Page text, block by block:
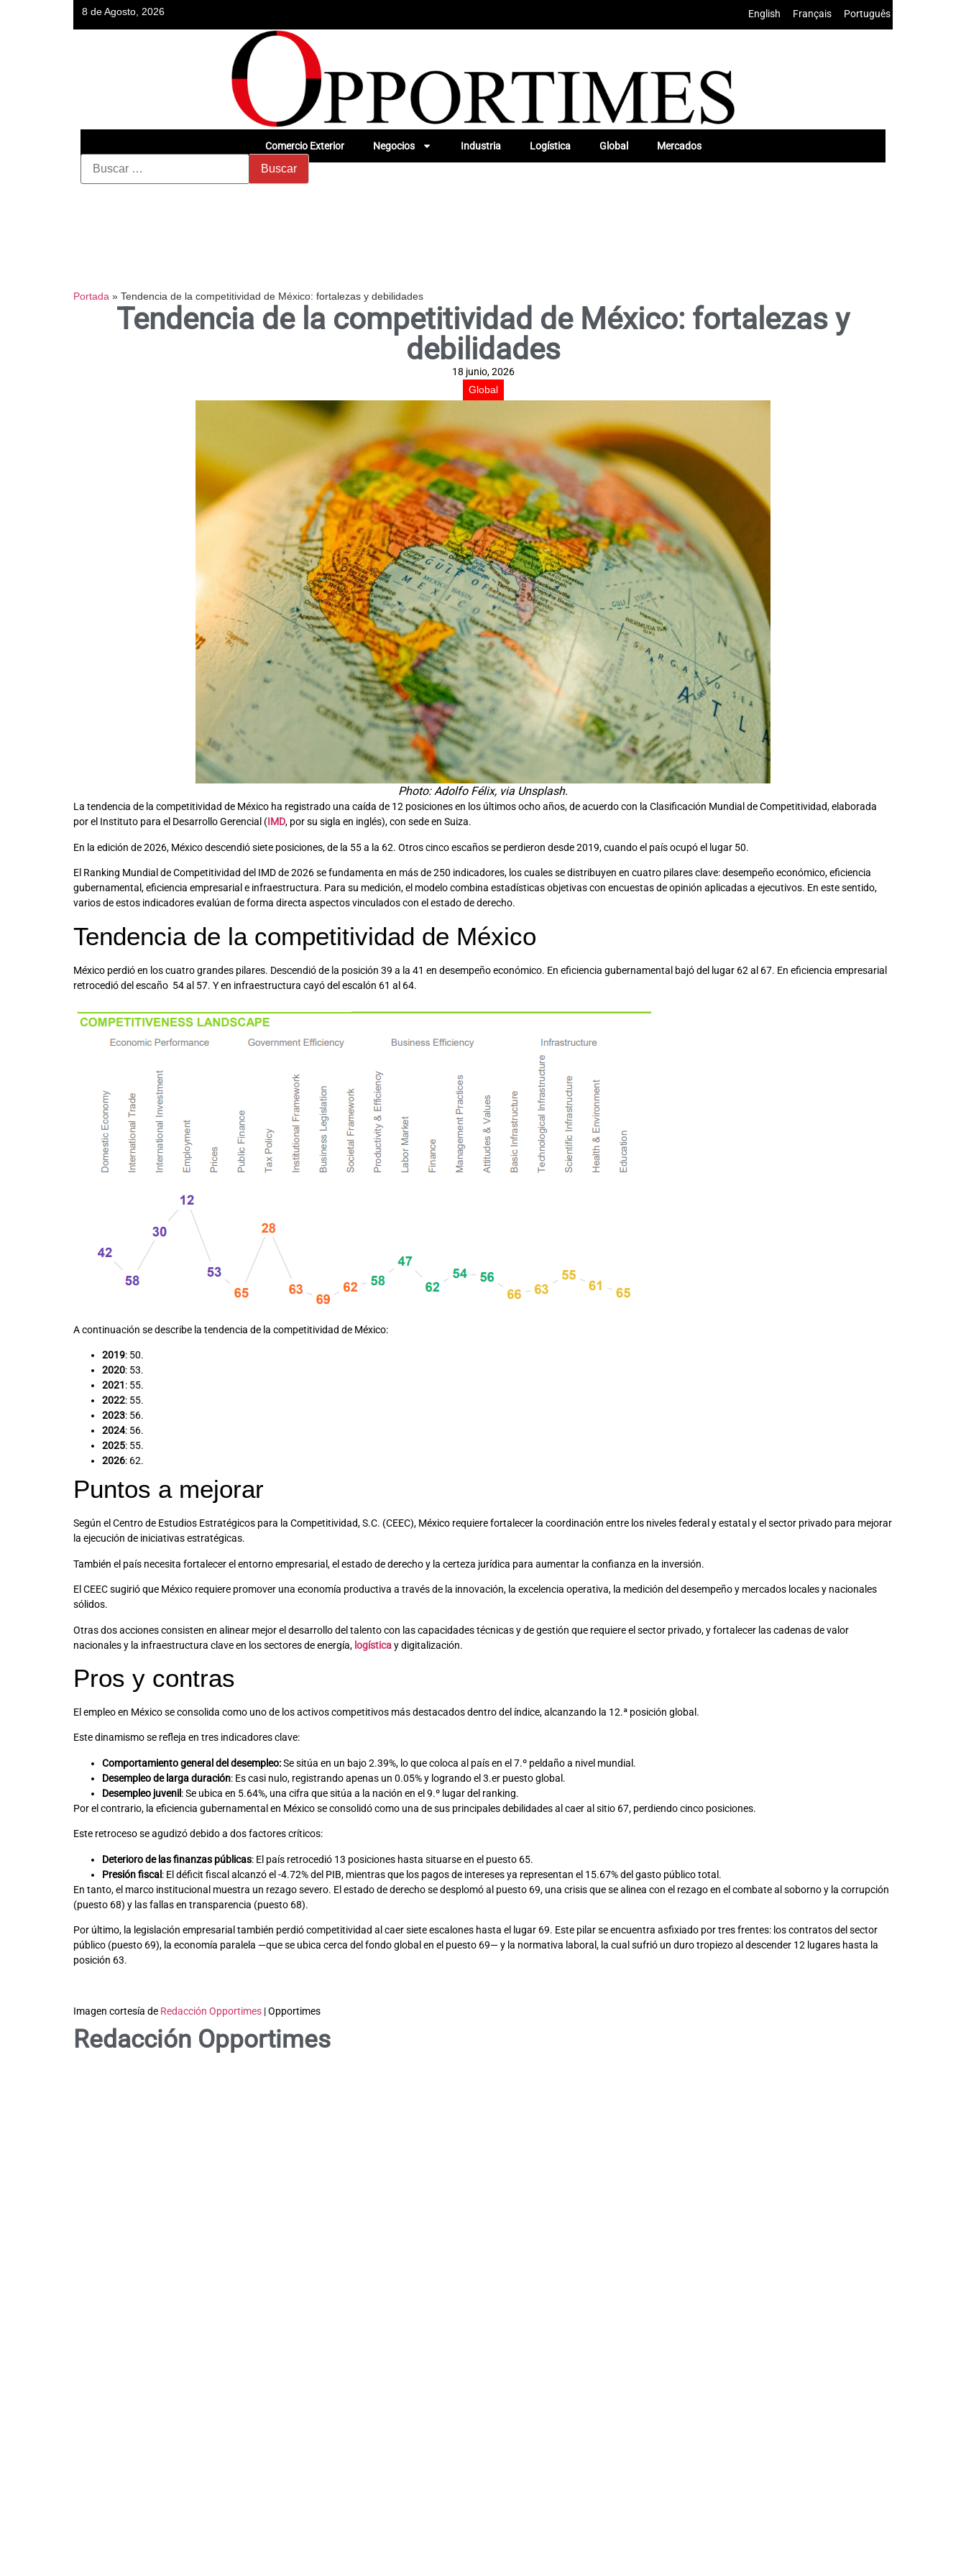
8 de Agosto, 2026 English Français Português
Comercio Exterior Negocios Industria Logística Global Mercados
Portada » Tendencia de la competitividad de México: fortalezas y debilidades
Tendencia de la competitividad de México: fortalezas y
debilidades
18 junio, 2026
Global
Photo: Adolfo Félix, via Unsplash.
La tendencia de la competitividad de México ha registrado una caída de 12 posiciones en los últimos ocho años, de acuerdo con la Clasificación Mundial de Competitividad, elaborada
por el Instituto para el Desarrollo Gerencial (IMD, por su sigla en inglés), con sede en Suiza.
En la edición de 2026, México descendió siete posiciones, de la 55 a la 62. Otros cinco escaños se perdieron desde 2019, cuando el país ocupó el lugar 50.
El Ranking Mundial de Competitividad del IMD de 2026 se fundamenta en más de 250 indicadores, los cuales se distribuyen en cuatro pilares clave: desempeño económico, eficiencia
gubernamental, eficiencia empresarial e infraestructura. Para su medición, el modelo combina estadísticas objetivas con encuestas de opinión aplicadas a ejecutivos. En este sentido,
varios de estos indicadores evalúan de forma directa aspectos vinculados con el estado de derecho.
Tendencia de la competitividad de México
México perdió en los cuatro grandes pilares. Descendió de la posición 39 a la 41 en desempeño económico. En eficiencia gubernamental bajó del lugar 62 al 67. En eficiencia empresarial
retrocedió del escaño 54 al 57. Y en infraestructura cayó del escalón 61 al 64.
A continuación se describe la tendencia de la competitividad de México:
2019: 50.
2020: 53.
2021: 55.
2022: 55.
2023: 56.
2024: 56.
2025: 55.
2026: 62.
Puntos a mejorar
Según el Centro de Estudios Estratégicos para la Competitividad, S.C. (CEEC), México requiere fortalecer la coordinación entre los niveles federal y estatal y el sector privado para mejorar
la ejecución de iniciativas estratégicas.
También el país necesita fortalecer el entorno empresarial, el estado de derecho y la certeza jurídica para aumentar la confianza en la inversión.
El CEEC sugirió que México requiere promover una economía productiva a través de la innovación, la excelencia operativa, la medición del desempeño y mercados locales y nacionales
sólidos.
Otras dos acciones consisten en alinear mejor el desarrollo del talento con las capacidades técnicas y de gestión que requiere el sector privado, y fortalecer las cadenas de valor
nacionales y la infraestructura clave en los sectores de energía, logísticay digitalización.
Pros y contras
El empleo en México se consolida como uno de los activos competitivos más destacados dentro del índice, alcanzando la 12.ª posición global.
Este dinamismo se refleja en tres indicadores clave:
Comportamiento general del desempleo:Se sitúa en un bajo 2.39%, lo que coloca al país en el 7.º peldaño a nivel mundial.
Desempleo de larga duración: Es casi nulo, registrando apenas un 0.05% y logrando el 3.er puesto global.
Desempleo juvenil : Se ubica en 5.64%, una cifra que sitúa a la nación en el 9.º lugar del ranking.
Por el contrario, la eficiencia gubernamental en México se consolidó como una de sus principales debilidades al caer al sitio 67, perdiendo cinco posiciones.
Este retroceso se agudizó debido a dos factores críticos:
Deterioro de las finanzas públicas: El país retrocedió 13 posiciones hasta situarse en el puesto 65.
Presión fiscal: El déficit fiscal alcanzó el -4.72% del PIB, mientras que los pagos de intereses ya representan el 15.67% del gasto público total.
En tanto, el marco institucional muestra un rezago severo. El estado de derecho se desplomó al puesto 69, una crisis que se alinea con el rezago en el combate al soborno y la corrupción
(puesto 68) y las fallas en transparencia (puesto 68).
Por último, la legislación empresarial también perdió competitividad al caer siete escalones hasta el lugar 69. Este pilar se encuentra asfixiado por tres frentes: los contratos del sector
público (puesto 69), la economía paralela —que se ubica cerca del fondo global en el puesto 69— y la normativa laboral, la cual sufrió un duro tropiezo al descender 12 lugares hasta la
posición 63.
Imagen cortesía de Redacción Opportimes | Opportimes
Redacción Opportimes